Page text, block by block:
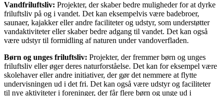
Vandfriluftsliv: Projekter, der skaber bedre muligheder for at dyrke
friluftsliv på og i vandet. Det kan eksempelvis være badebroer,
saunaer, kajakker eller andre faciliteter og udstyr, som understøtter
vandaktiviteter eller skaber bedre adgang til vandet. Det kan også
være udstyr til formidling af naturen under vandoverfladen.
Børn og unges friluftsliv: Projekter, der fremmer børn og unges
friluftsliv eller øger deres naturforståelse. Det kan for eksempel være
skolehaver eller andre initiativer, der gør det nemmere at flytte
undervisningen ud i det fri. Det kan også være udstyr og faciliteter
til nye aktiviteter i foreninger, der får flere børn og unge ud i